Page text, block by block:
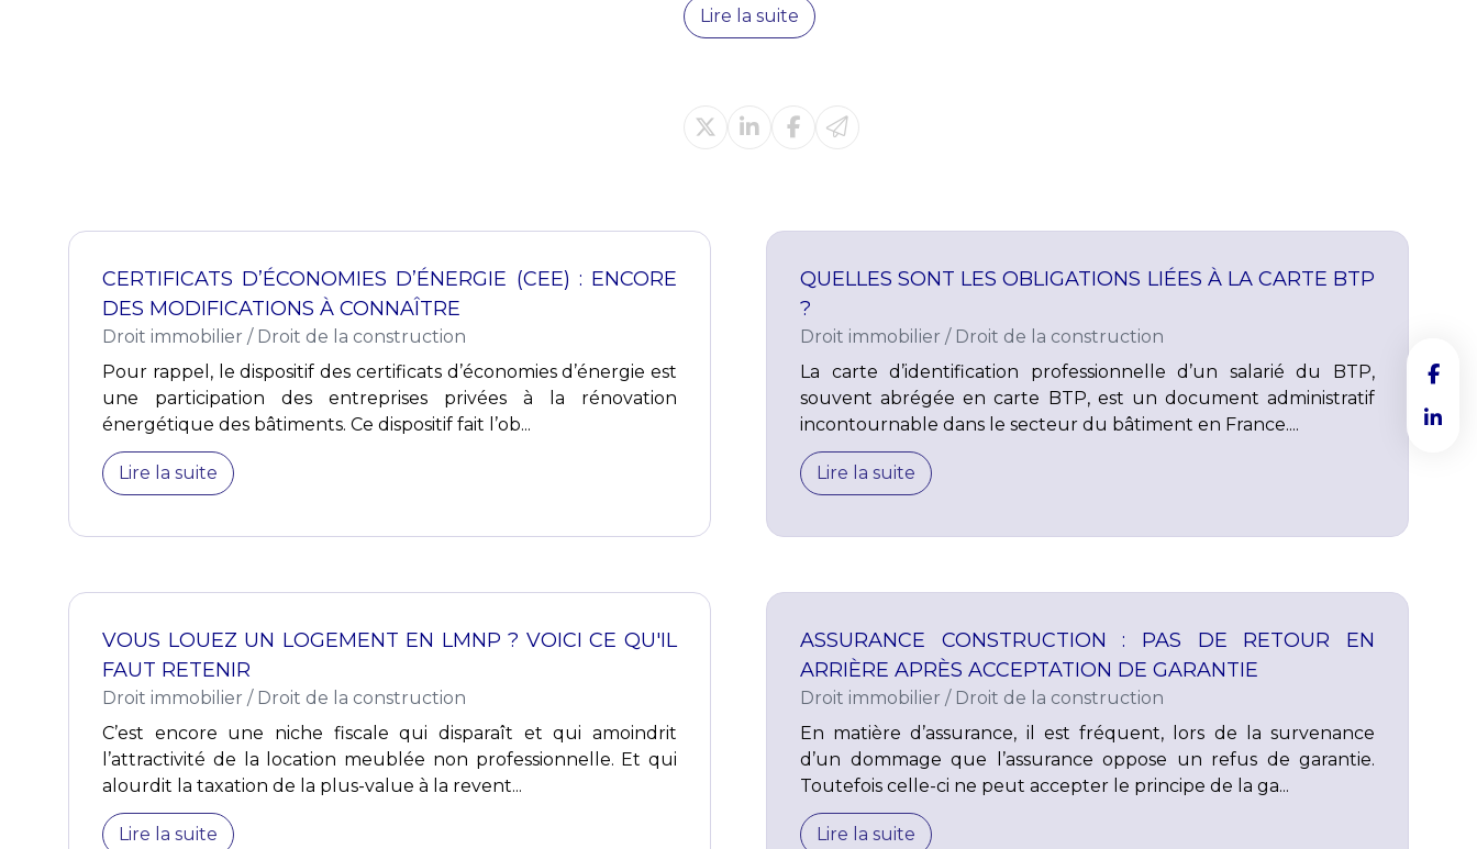
Lire la suite
CERTIFICATS D’ÉCONOMIES D’ÉNERGIE (CEE) : ENCORE
DES MODIFICATIONS À CONNAÎTRE
Droit immobilier / Droit de la construction
Pour rappel, le dispositif des certificats d’économies d’énergie est
une participation des entreprises privées à la rénovation
énergétique des bâtiments. Ce dispositif fait l’ob...
Lire la suite
QUELLES SONT LES OBLIGATIONS LIÉES À LA CARTE BTP
?
Droit immobilier / Droit de la construction
La carte d’identification professionnelle d’un salarié du BTP,
souvent abrégée en carte BTP, est un document administratif
incontournable dans le secteur du bâtiment en France....
Lire la suite
VOUS LOUEZ UN LOGEMENT EN LMNP ? VOICI CE QU'IL
FAUT RETENIR
Droit immobilier / Droit de la construction
C’est encore une niche fiscale qui disparaît et qui amoindrit
l’attractivité de la location meublée non professionnelle. Et qui
alourdit la taxation de la plus-value à la revent...
Lire la suite
ASSURANCE CONSTRUCTION : PAS DE RETOUR EN
ARRIÈRE APRÈS ACCEPTATION DE GARANTIE
Droit immobilier / Droit de la construction
En matière d’assurance, il est fréquent, lors de la survenance
d’un dommage que l’assurance oppose un refus de garantie.
Toutefois celle-ci ne peut accepter le principe de la ga...
Lire la suite